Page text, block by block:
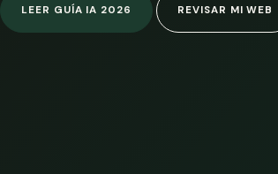
LEER GUÍA IA 2026 REVISAR MI WEB